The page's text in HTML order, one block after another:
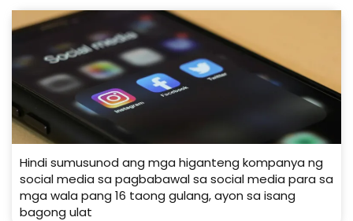
Hindi sumusunod ang mga higanteng kompanya ng
social media sa pagbabawal sa social media para sa
mga wala pang 16 taong gulang, ayon sa isang
bagong ulat